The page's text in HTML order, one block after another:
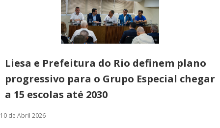
Liesa e Prefeitura do Rio definem plano
progressivo para o Grupo Especial chegar
a 15 escolas até 2030
10 de Abril 2026